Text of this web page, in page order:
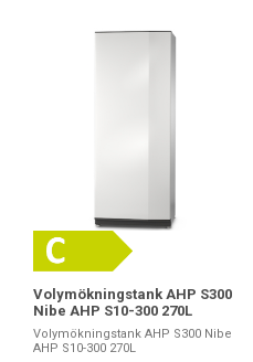
Volymökningstank AHP S300
Nibe AHP S10-300 270L
Volymökningstank AHP S300 Nibe
AHP S10-300 270L